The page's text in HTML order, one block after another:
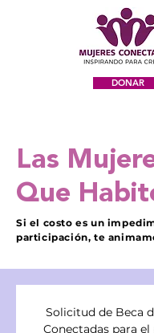
DONAR
Las
Que
Si el costo es un
participación, te
programa accesible para
según el espacio
programa.
Solicitud de Beca